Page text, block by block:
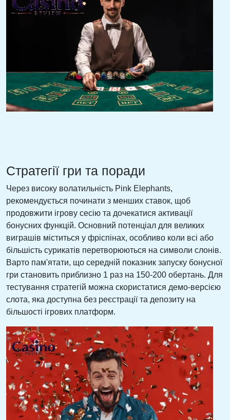
Стратегії гри та поради
Через високу волатильність Pink Elephants,
рекомендується починати з менших ставок, щоб
продовжити ігрову сесію та дочекатися активації
бонусних функцій. Основний потенціал для великих
виграшів міститься у фріспінах, особливо коли всі або
більшість сурикатів перетворюються на символи слонів.
Варто пам'ятати, що середній показник запуску бонусної
гри становить приблизно 1 раз на 150-200 обертань. Для
тестування стратегій можна скористатися демо-версією
слота, яка доступна без реєстрації та депозиту на
більшості ігрових платформ.